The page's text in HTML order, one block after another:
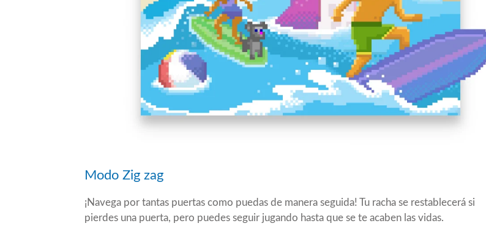
Modo Zig zag
¡Navega por tantas puertas como puedas de manera seguida! Tu racha se restablecerá si
pierdes una puerta, pero puedes seguir jugando hasta que se te acaben las vidas.